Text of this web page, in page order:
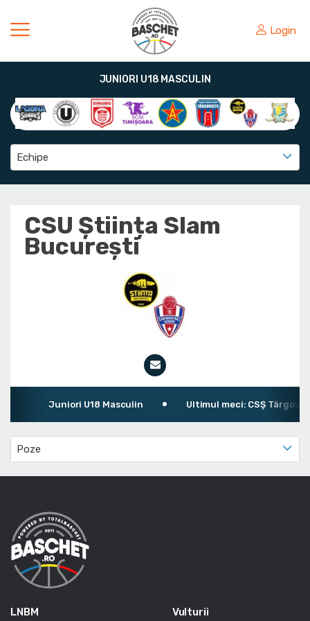
Login
JUNIORI U18 MASCULIN
Echipe
CSU Știința Slam
București
Juniori U18 Masculin Ultimul meci: CSȘ
Poze
LNBM Vulturii